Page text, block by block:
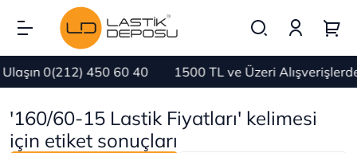
0(212) 450 60 40 1500 TL ve Üzeri Alışverişlerde
'160/60-15 Lastik Fiyatları' kelimesi
için etiket sonuçları